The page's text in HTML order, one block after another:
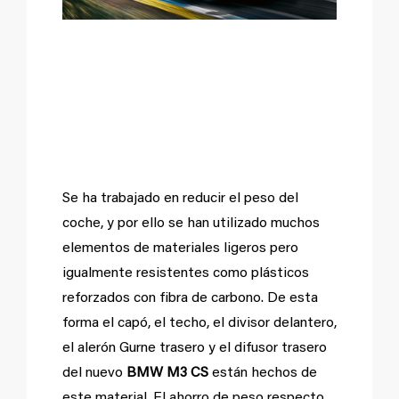
Se ha trabajado en reducir el peso del
coche, y por ello se han utilizado muchos
elementos de materiales ligeros pero
igualmente resistentes como plásticos
reforzados con fibra de carbono. De esta
forma e l capó, el techo, el divisor delantero,
el alerón Gurne trasero y el difusor trasero
del nuevo BMW M3 CS están hechos de